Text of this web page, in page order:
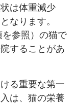
は体重減少
なります。
を参照）の猫で
することがあ
る重要な第一
は、猫の栄養